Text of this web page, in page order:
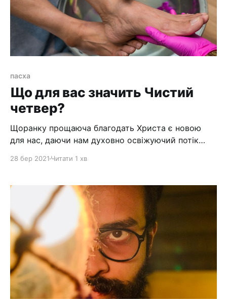
пасха
Що для вас значить Чистий
четвер?
Щоранку прощаюча благодать Христа є новою
для нас, даючи нам духовно освіжуючий потік
28 бер 2021 Читати 1 хв